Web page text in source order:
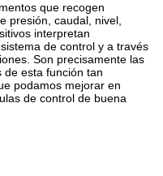
que recogen
presión, caudal, nivel,
interpretan
de control y a través
Son precisamente las
de esta función tan
podamos mejorar en
de control de buena